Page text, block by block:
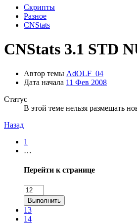
Скрипты
Разное
CNStats
CNStats 3.1 STD
Автор темы AdOLF_04
Дата начала 11 Фев 2008
Статус
В этой теме нельзя размещать
Назад
1
…
Перейти к странице
Выполнить
13
14